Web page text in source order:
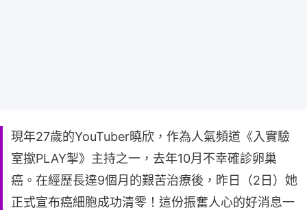
現年27歲的YouTuber曉欣，作為人氣頻道《入實驗
室撳PLAY掣》主持之一，去年10月不幸確診卵巢
癌。在經歷長達9個月的艱苦治療後，昨日（2日）她
正式宣布癌細胞成功清零！這份振奮人心的好消息一